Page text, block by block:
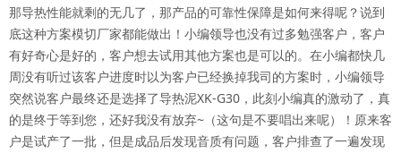
那导热性能就剩的无几了，那产品的可靠性保障是如何来得呢？说到
底这种方案模切厂家都能做出！小编领导也没有过多勉强客户，客户
有好奇心是好的，客户想去试用其他方案也是可以的。在小编都快几
周没有听过该客户进度时以为客户已经换掉我司的方案时，小编领导
突然说客户最终还是选择了导热泥XK-G30，此刻小编真的激动了，真
的是终于等到您，还好我没有放弃~（这句是不要唱出来呢）！原来客
户是试产了一批，但是成品后发现音质有问题，客户排查了一遍发现